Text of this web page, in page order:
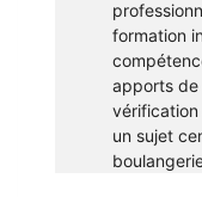
formation
apports de
vérification
un sujet